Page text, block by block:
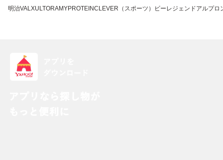
明治VALXULTORAMYPROTEINCLEVER（スポーツ） ビーレジェンドアルプロ